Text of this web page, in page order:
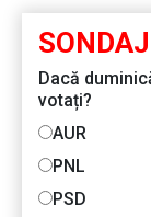
SONDAJ
Dacă
votați?
AUR
PNL
PSD